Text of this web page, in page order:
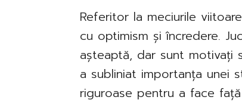
Referitor la meciurile
cu optimism și încredere.
așteaptă, dar sunt motivați
a subliniat importanța unei
riguroase pentru a face